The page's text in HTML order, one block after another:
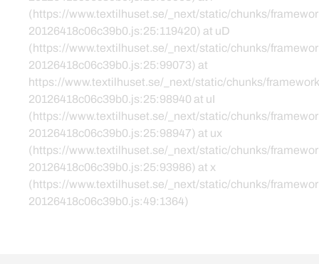
(https://www.textilhuset.se/_next/static/chunks/
20126418c06c39b0.js:25:119420) at uD
(https://www.textilhuset.se/_next/static/chunks/
20126418c06c39b0.js:25:99073) at
https://www.textilhuset.se/_next/static/chunks/
20126418c06c39b0.js:25:98940 at uI
(https://www.textilhuset.se/_next/static/chunks/
20126418c06c39b0.js:25:98947) at ux
(https://www.textilhuset.se/_next/static/chunks/
20126418c06c39b0.js:25:93986) at x
(https://www.textilhuset.se/_next/static/chunks/
20126418c06c39b0.js:49:1364)